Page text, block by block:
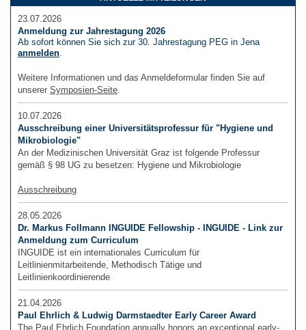
23.07.2026
Anmeldung zur Jahrestagung 2026
Ab sofort können Sie sich zur 30. Jahrestagung PEG in Jena
anmelden.
Weitere Informationen und das Anmeldeformular finden Sie auf
unserer Symposien-Seite.
10.07.2026
Ausschreibung einer Universitätsprofessur für "Hygiene und
Mikrobiologie"
An der Medizinischen Universität Graz ist folgende Professur
gemäß § 98 UG zu besetzen: Hygiene und Mikrobiologie
Ausschreibung
28.05.2026
Dr. Markus Follmann INGUIDE Fellowship - INGUIDE - Link zur
Anmeldung zum Curriculum
INGUIDE ist ein internationales Curriculum für
Leitlinienmitarbeitende, Methodisch Tätige und
Leitlinienkoordinierende
21.04.2026
Paul Ehrlich & Ludwig Darmstaedter Early Career Award
The Paul Ehrlich Foundation annually honors an exceptional early-